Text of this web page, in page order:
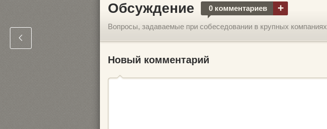
Обсуждение 0 комментариев +
Вопросы, задаваемые при собеседовании в крупных компаниях
Новый комментарий